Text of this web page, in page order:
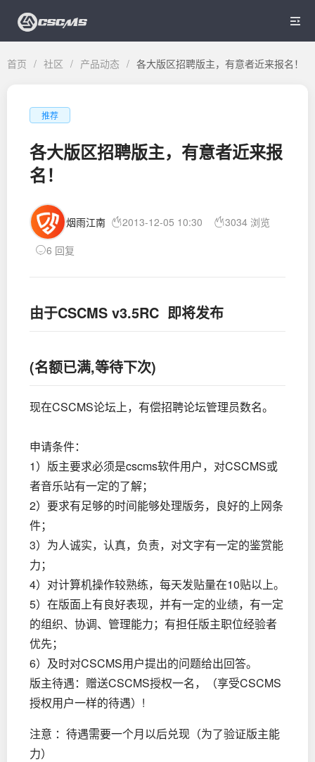

首页 / 社区 / 产品动态 / 各大版区招聘版主，有意者近来报名！
推荐
各大版区招聘版主，有意者近来报
名！
烟雨江南 2013-12-05 10:30
3034 浏览
6 回复
由于CSCMS v3.5RC 即将发布
(名额已满,等待下次)
现在CSCMS论坛上，有偿招聘论坛管理员数名。
申请条件：
1）版主要求必须是cscms软件用户，对CSCMS或
者音乐站有一定的了解；
2）要求有足够的时间能够处理版务，良好的上网条
件；
3）为人诚实，认真，负责，对文字有一定的鉴赏能
力；
4）对计算机操作较熟练，每天发贴量在10贴以上。
5）在版面上有良好表现，并有一定的业绩，有一定
的组织、协调、管理能力；有担任版主职位经验者
优先；
6）及时对CSCMS用户提出的问题给出回答。
版主待遇：赠送CSCMS授权一名，（享受CSCMS
授权用户一样的待遇）!
注意 ：待遇需要一个月以后兑现（为了验证版主能
力）